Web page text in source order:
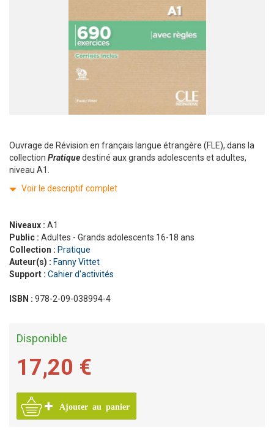
Ouvrage de Révision en français langue étrangère (FLE), dans la
collection Pratiquedestiné aux grands adolescents et adultes,
niveau A1.
Voir le descriptif complet
Niveaux : A1
Public : Adultes - Grands adolescents 16-18 ans
Collection : Pratique
Auteur(s) : Fanny Vittet
Support : Cahier d'activités
ISBN : 978-2-09-038994-4
Disponible
17,20 €
Ajouter au panier